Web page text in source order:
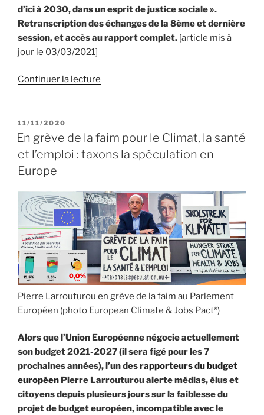
d’ici à 2030, dans un esprit de justice sociale ».
Retranscription des échanges de la 8ème et dernière
session, et accès au rapport complet. [article mis à
jour le 03/03/2021]
Continuer la lecture
PUBLIÉ
LE
11/11/2020
En grève de la faim pour le Climat, la santé
et l’emploi : taxons la spéculation en
Europe
Pierre Larrouturou en grève de la faim au Parlement
Européen (photo European Climate & Jobs Pact*)
Alors que l’Union Européenne négocie actuellement
son budget 2021-2027 (il sera figé pour les 7
prochaines années), l’un desrapporteurs du budget
européen Pierre Larrouturou alerte médias, élus et
citoyens depuis plusieurs jours sur la faiblesse du
projet de budget européen, incompatible avec le